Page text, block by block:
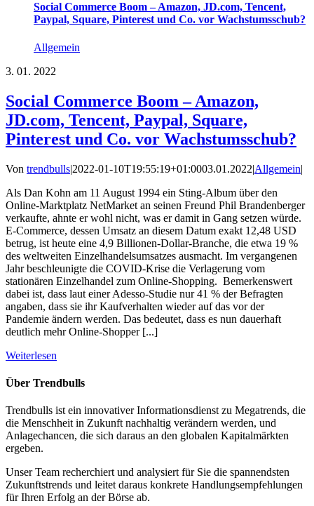
Social Commerce Boom – Amazon, JD.com, Tencent,
Paypal, Square, Pinterest und Co. vor Wachstumsschub?
Allgemein
3. 01. 2022
Social Commerce Boom – Amazon,
JD.com, Tencent, Paypal, Square,
Pinterest und Co. vor Wachstumsschub?
Von trendbulls|2022-01-10T19:55:19+01:0003.01.2022|Allgemein|
Als Dan Kohn am 11 August 1994 ein Sting-Album über den
Online-Marktplatz NetMarket an seinen Freund Phil Brandenberger
verkaufte, ahnte er wohl nicht, was er damit in Gang setzen würde.
E-Commerce, dessen Umsatz an diesem Datum exakt 12,48 USD
betrug, ist heute eine 4,9 Billionen-Dollar-Branche, die etwa 19 %
des weltweiten Einzelhandelsumsatzes ausmacht. Im vergangenen
Jahr beschleunigte die COVID-Krise die Verlagerung vom
stationären Einzelhandel zum Online-Shopping. Bemerkenswert
dabei ist, dass laut einer Adesso-Studie nur 41 % der Befragten
angaben, dass sie ihr Kaufverhalten wieder auf das vor der
Pandemie ändern werden. Das bedeutet, dass es nun dauerhaft
deutlich mehr Online-Shopper [...]
Weiterlesen
Über Trendbulls
Trendbulls ist ein innovativer Informationsdienst zu Megatrends, die
die Menschheit in Zukunft nachhaltig verändern werden, und
Anlagechancen, die sich daraus an den globalen Kapitalmärkten
ergeben.
Unser Team recherchiert und analysiert für Sie die spannendsten
Zukunftstrends und leitet daraus konkrete Handlungsempfehlungen
für Ihren Erfolg an der Börse ab.